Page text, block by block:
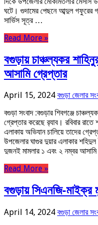
ঘটে। গুদামের পেছনে আব্দুল গফুরের
সার্ভিস সূত্র …
Read More »
বগুড়ায় চাঞ্চল্যকর
আসামি গ্রেপ্তার
April 15, 2024 বগুড়া জেলার
বগুড়া সংবাদ :বগুড়ার শিবগঞ্জে
গ্রেপ্তার করেছে র‌্যাব। রবিবার
এলাকায় অভিযান চালিয়ে তাদের
উপজেলার ঘাগুর দুয়ার এলাকার শহিদুল
দুজনই মামলার ১ এবং ২ নম্বর
Read More »
বগুড়ায় সিএনজি-মাইক্র
April 14, 2024 বগুড়া জেলার